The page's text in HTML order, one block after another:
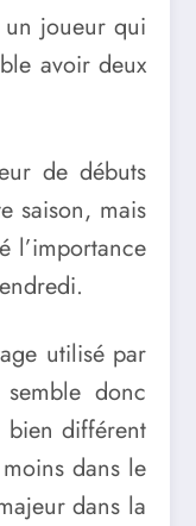
un joueur qui
avoir deux
de débuts
saison, mais
l’importance
utilisé par
donc
bien différent
dans le
dans la